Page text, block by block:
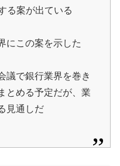
る案が出ている
にこの案を示した
議で銀行業界を巻き
とめる予定だが、業
見通しだ